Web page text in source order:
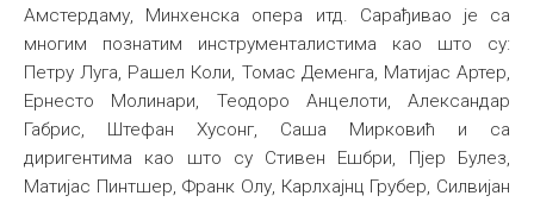
Амстердаму, Минхенска опера итд. Сарађивао је са
многим познатим инструменталистима као што су:
Петру Луга, Рашел Коли, Томас Деменга, Матијас Артер,
Ернесто Молинари, Теодоро Анцелоти, Александар
Габрис, Штефан Хусонг, Саша Мирковић и са
диригентима као што су Стивен Ешбри, Пјер Булез,
Матијас Пинтшер, Франк Олу, Карлхајнц Грубер, Силвијан